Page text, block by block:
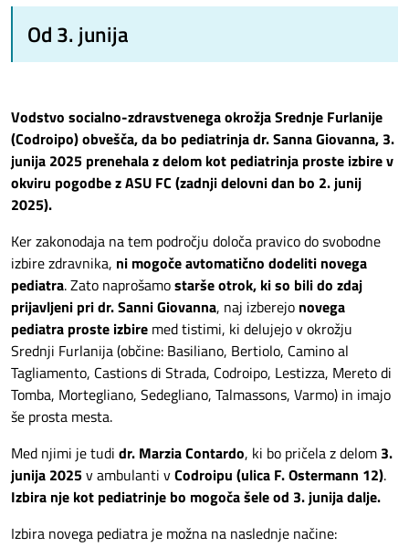
Od 3. junija
Vodstvo socialno-zdravstvenega okrožja Srednje Furlanije
(Codroipo) obvešča, da bo pediatrinjadr. Sanna Giovanna, 3.
junija 2025 prenehala z delom kot pediatrinja proste izbire v
okviru pogodbe z ASU FC (zadnji delovni dan bo 2. junij
2025).
Ker zakonodaja na tem področju določa pravico do svobodne
izbire zdravnika, ni mogoče avtomatično dodeliti novega
pediatra. Zato naprošamostarše otrok, ki so bili do zdaj
prijavljeni pri dr. Sanni Giovanna, naj izberejo novega
pediatra proste izbire med tistimi, ki delujejo v okrožju
Srednji Furlanija (občine: Basiliano, Bertiolo, Camino al
Tagliamento, Castions di Strada, Codroipo, Lestizza, Mereto di
Tomba, Mortegliano, Sedegliano, Talmassons, Varmo) in imajo
še prosta mesta.
Med njimi je tudi dr. Marzia Contardo, ki bo pričela z delom 3.
junija 2025v ambulanti vCodroipu (ulica F. Ostermann 12).
Izbira nje kot pediatrinje bo mogoča šele od 3. junija dalje.
Izbira novega pediatra je možna na naslednje načine: